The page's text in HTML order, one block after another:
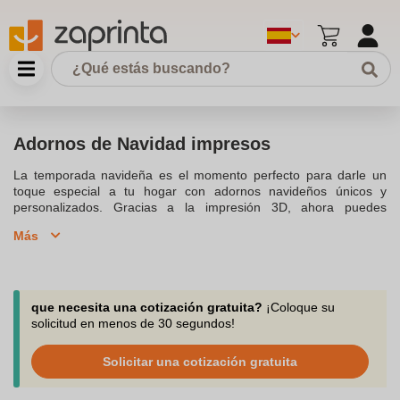
Adornos de Navidad impresos
La temporada navideña es el momento perfecto para darle un
toque especial a tu hogar con adornos navideños únicos y
personalizados. Gracias a la impresión 3D, ahora puedes
gustos y estilo. Desde un pesebre de Belén hasta un reno con un
seres queridos, convirtiéndolos en obsequios aún más
especiales. Los adornos para el árbol de Navidad, como las bolas
de navidad y el adorable copo de nieve, pueden ser impresos en
decoración navideña.Además, puedes sorprender a tus amigos y
familiares con decoraciones navideñas en 3D como un pueblo
navideño o un grinch que sea un toque divertido para cualquier
Más
que necesita una cotización gratuita? ¡Coloque su
solicitud en menos de 30 segundos!
Solicitar una cotización gratuita